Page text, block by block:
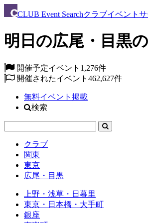
CLUB Event Searchクラブイベント
明日の広尾・目黒
開催予定イベント 1,276件
開催されたイベント 462,627件
無料イベント掲載
検索
クラブ
関東
東京
広尾・目黒
上野・浅草・日暮里
東京・日本橋・大手町
銀座